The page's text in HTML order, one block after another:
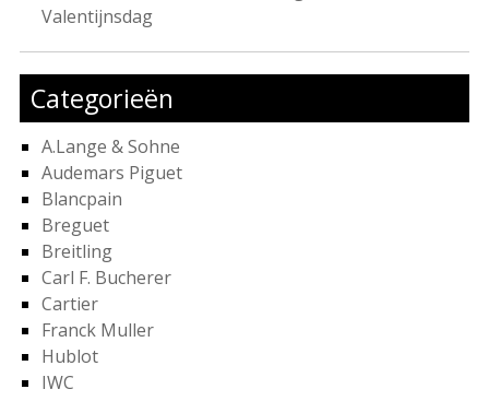
Valentijnsdag
Categorieën
A.Lange & Sohne
Audemars Piguet
Blancpain
Breguet
Breitling
Carl F. Bucherer
Cartier
Franck Muller
Hublot
IWC